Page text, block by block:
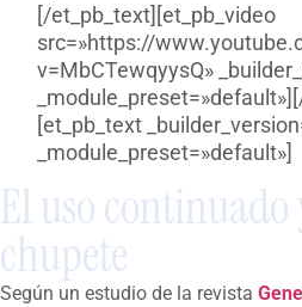
[/et_pb_text][et_pb_video
src=»https://
v=MbCTewqyysQ»
[et_pb_text
_module_preset=»default»]
El uso continuado
chupete
Según un estudio de la revista